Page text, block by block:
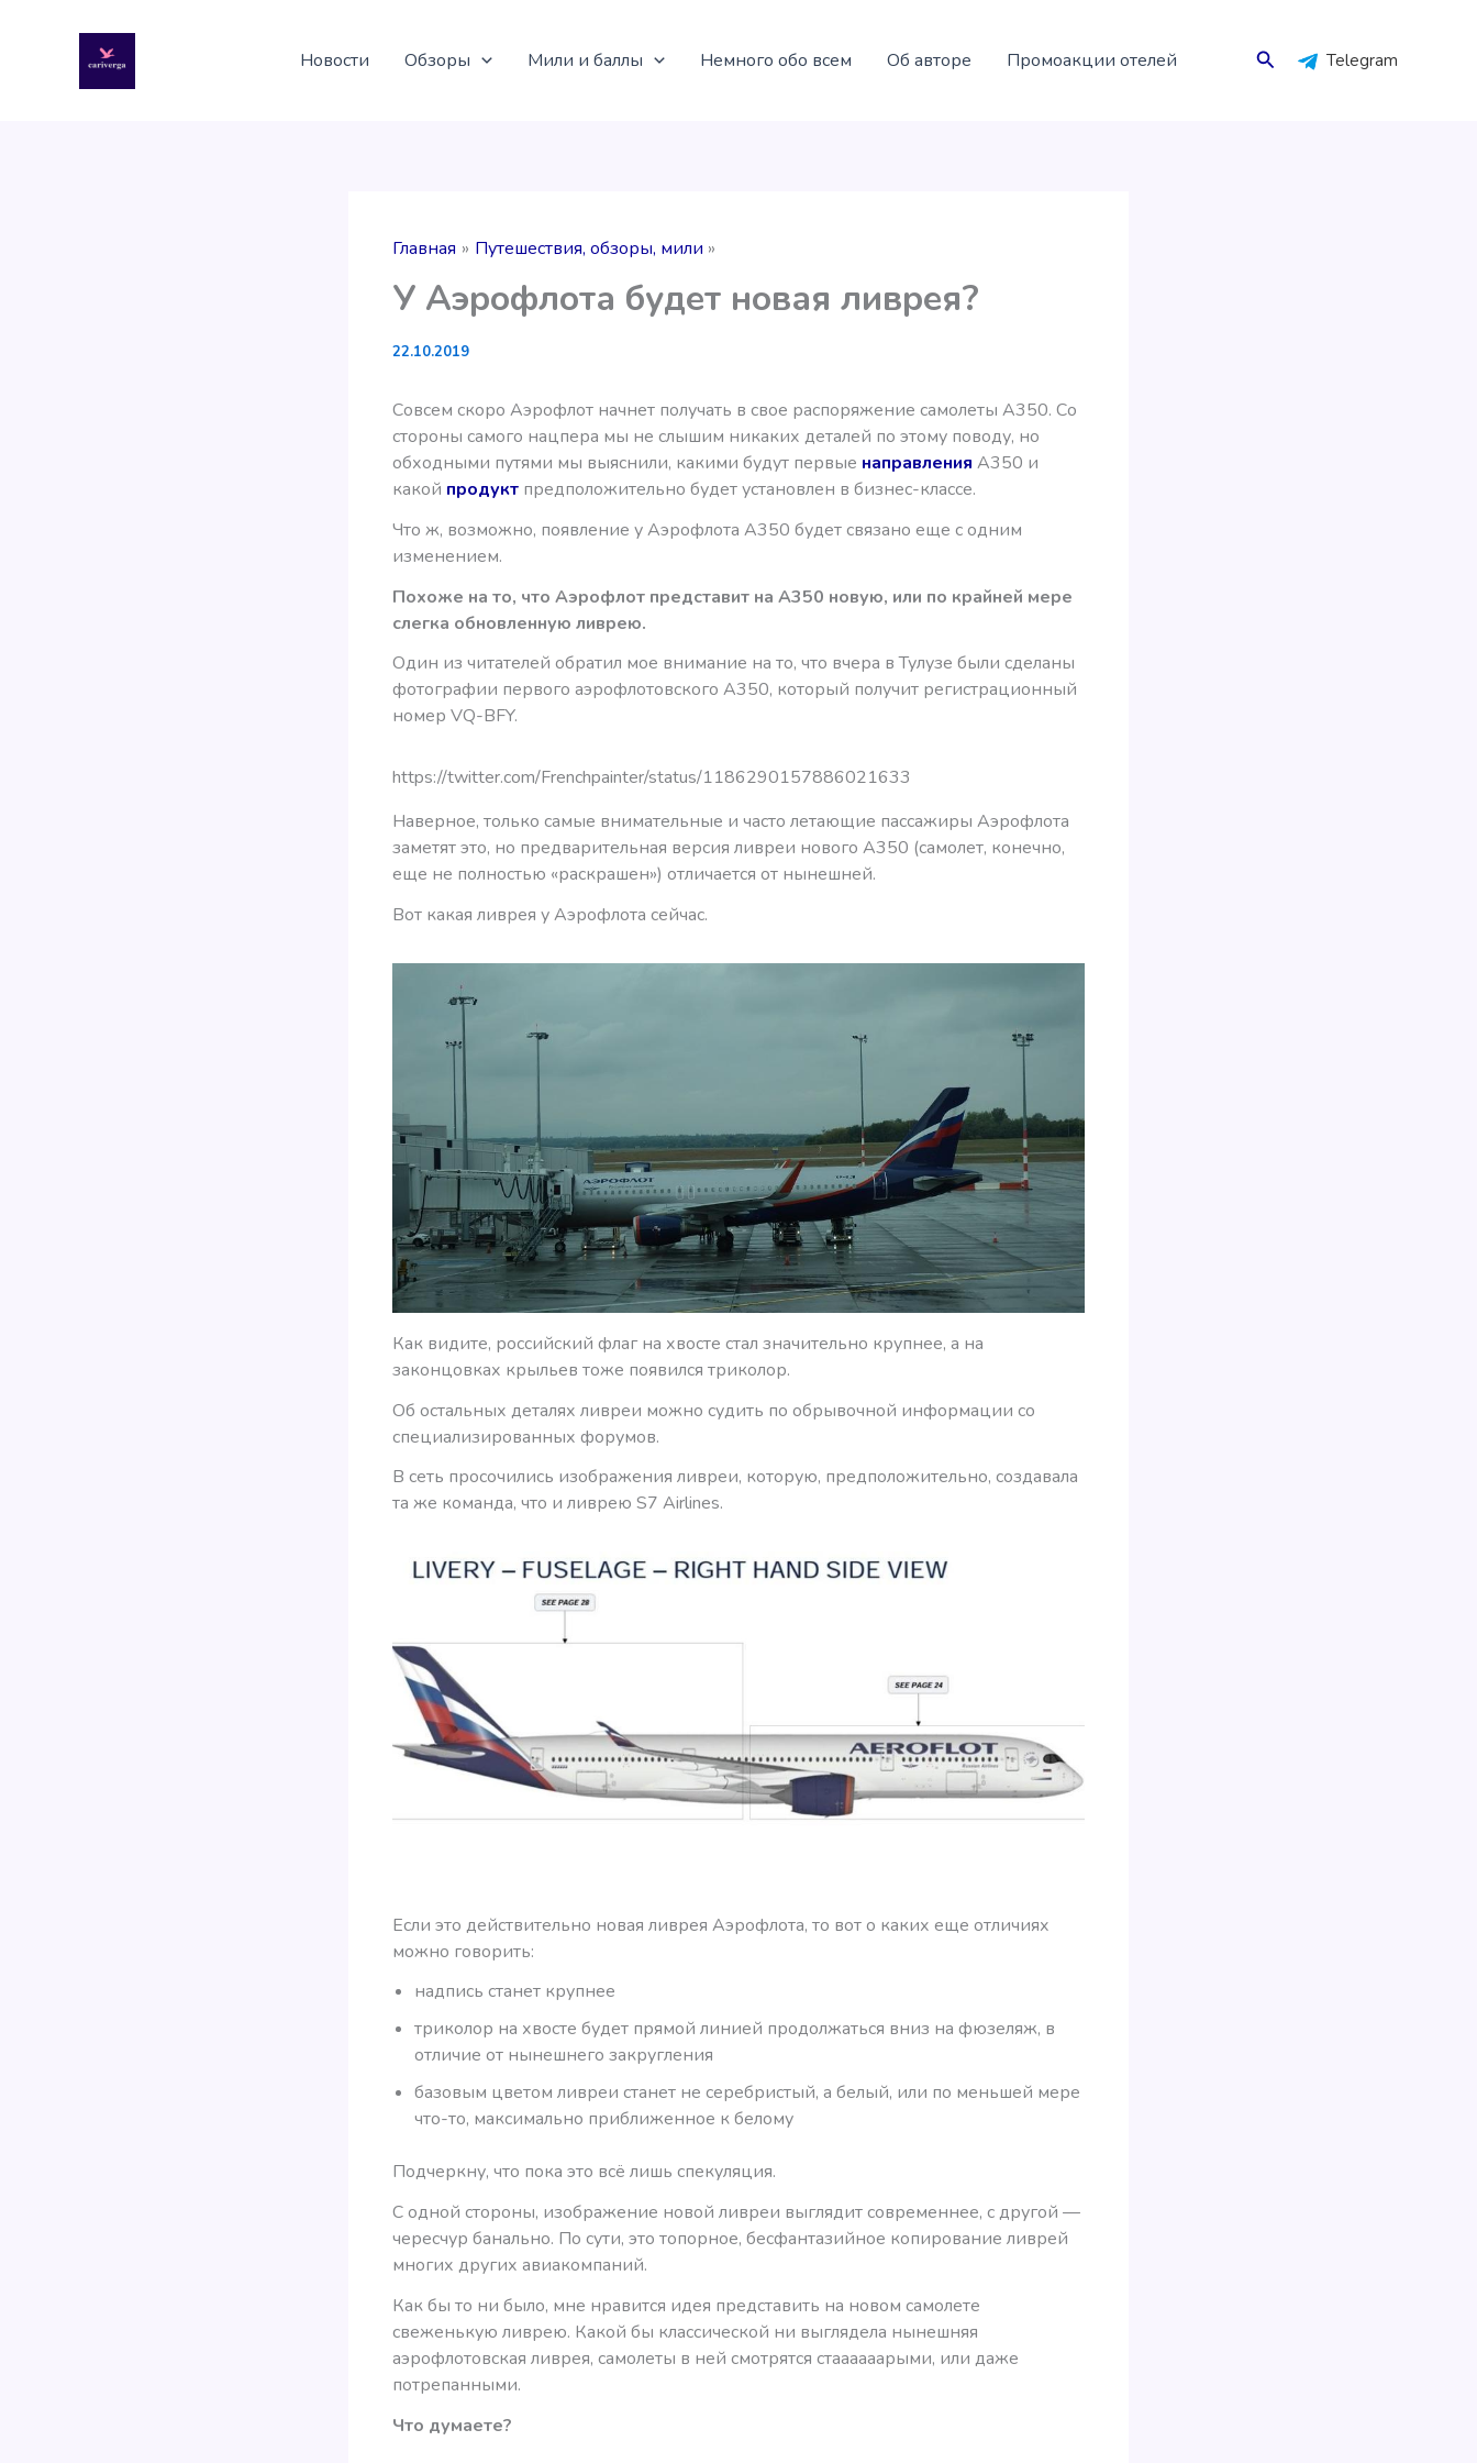
содержимому
Новости Обзоры Мили и баллы Немного обо всем Об авторе Промоакции отелей Поиск Telegram
Главная Путешествия, обзоры, мили
У Аэрофлота будет новая ливрея?
22.10.2019
Совсем скоро Аэрофлот начнет получать в свое распоряжение самолеты А350. Со
стороны самого нацпера мы не слышим никаких деталей по этому поводу, но
обходными путями мы выяснили, какими будут первые направления А350 и
какой продукт предположительно будет установлен в бизнес-классе.
Что ж, возможно, появление у Аэрофлота А350 будет связано еще с одним
изменением.
Похоже на то, что Аэрофлот представит на А350 новую, или по крайней мере
слегка обновленную ливрею.
Один из читателей обратил мое внимание на то, что вчера в Тулузе были сделаны
фотографии первого аэрофлотовского А350, который получит регистрационный
номер VQ-BFY.
https://twitter.com/Frenchpainter/status/1186290157886021633
Наверное, только самые внимательные и часто летающие пассажиры Аэрофлота
заметят это, но предварительная версия ливреи нового А350 (самолет, конечно,
еще не полностью «раскрашен») отличается от нынешней.
Вот какая ливрея у Аэрофлота сейчас.
Как видите, российский флаг на хвосте стал значительно крупнее, а на
законцовках крыльев тоже появился триколор.
Об остальных деталях ливреи можно судить по обрывочной информации со
специализированных форумов.
В сеть просочились изображения ливреи, которую, предположительно, создавала
та же команда, что и ливрею S7 Airlines.
Если это действительно новая ливрея Аэрофлота, то вот о каких еще отличиях
можно говорить:
надпись станет крупнее
триколор на хвосте будет прямой линией продолжаться вниз на фюзеляж, в
отличие от нынешнего закругления
базовым цветом ливреи станет не серебристый, а белый, или по меньшей мере
что-то, максимально приближенное к белому
Подчеркну, что пока это всё лишь спекуляция.
С одной стороны, изображение новой ливреи выглядит современнее, с другой —
чересчур банально. По сути, это топорное, бесфантазийное копирование ливрей
многих других авиакомпаний.
Как бы то ни было, мне нравится идея представить на новом самолете
свеженькую ливрею. Какой бы классической ни выглядела нынешняя
аэрофлотовская ливрея, самолеты в ней смотрятся стаааааарыми, или даже
потрепанными.
Что думаете?